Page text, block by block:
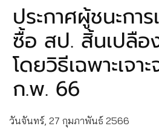
ประกาศผู้ชนะการ
ซื้อ สป. สิ้นเปลื
โดยวิธีเฉพาะเจ
ก.พ. 66
วันจันทร์, 27 กุมภาพันธ์ 2566